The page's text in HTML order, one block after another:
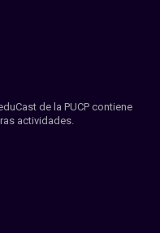
de la PUCP contiene
actividades.